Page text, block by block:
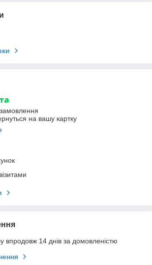
на вашу картку
впродовж 14 днів за домовленістю